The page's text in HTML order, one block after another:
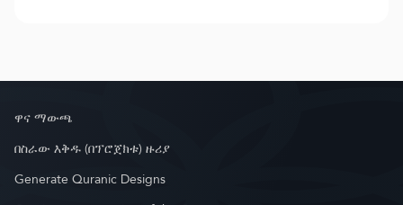
ዋና ማውጫ
በስራው እቅዱ (በፕሮጀክቱ) ዙሪያ
Generate Quranic Designs